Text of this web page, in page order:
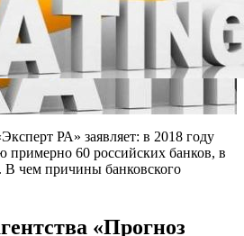
РА» заявляет: в 2018 году
примерно 60 российских банков, в
В чем причины банковского
«Прогноз